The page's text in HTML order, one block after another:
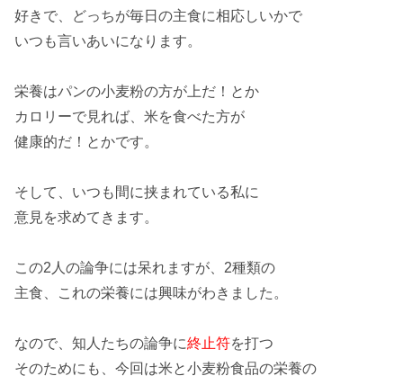
好き で、どっちが毎日の主食に相応しいかで
いつも言いあいになります。
栄養はパンの小麦粉の方が上だ！とか
カロリーで見れば、 米を食べた方が
健康的だ！とかです。
そして、いつも間に挟まれている私に
意見を求めてきます。
この2人の論争には呆れますが、 2種類の
主食 、これの栄養には興味がわきました。
なので、知人たちの論争に終止符を打つ
そのためにも、今回は米と小麦粉食品の栄養の